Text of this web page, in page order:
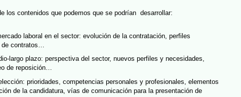
los contenidos que podemos que se podrían desarrollar:
laboral en el sector: evolución de la contratación, perfiles
contratos…
largo plazo: perspectiva del sector, nuevos perfiles y necesidades,
de reposición…
prioridades, competencias personales y profesionales, elementos
de la candidatura, vías de comunicación para la presentación de